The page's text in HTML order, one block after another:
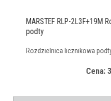
MARSTEF RLP-2L3F+19M
podty
Rozdzielnica licznikowa
Cena: